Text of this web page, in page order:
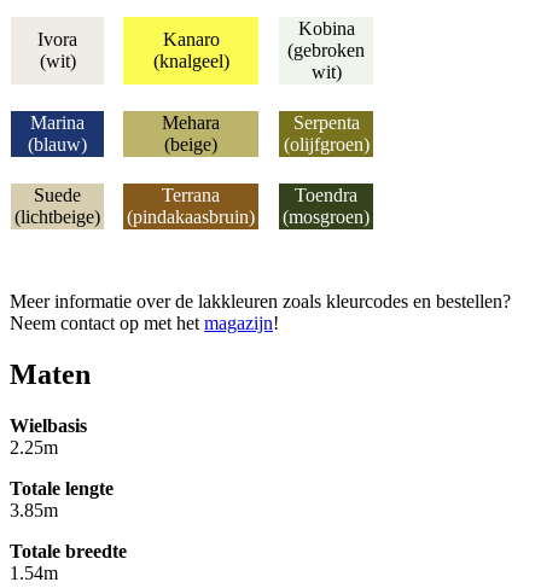
Ivora
(wit)
Kanaro
(knalgeel)
Kobina
(gebroken
wit)
Marina
(blauw)
Mehara
(beige)
Serpenta
(olijfgroen)
Suede
(lichtbeige)
Terrana
(pindakaasbruin)
Toendra
(mosgroen)
Meer informatie over de lakkleuren zoals kleurcodes en bestellen?
Neem contact op met het magazijn!
Maten
Wielbasis
2.25m
Totale lengte
3.85m
Totale breedte
1.54m